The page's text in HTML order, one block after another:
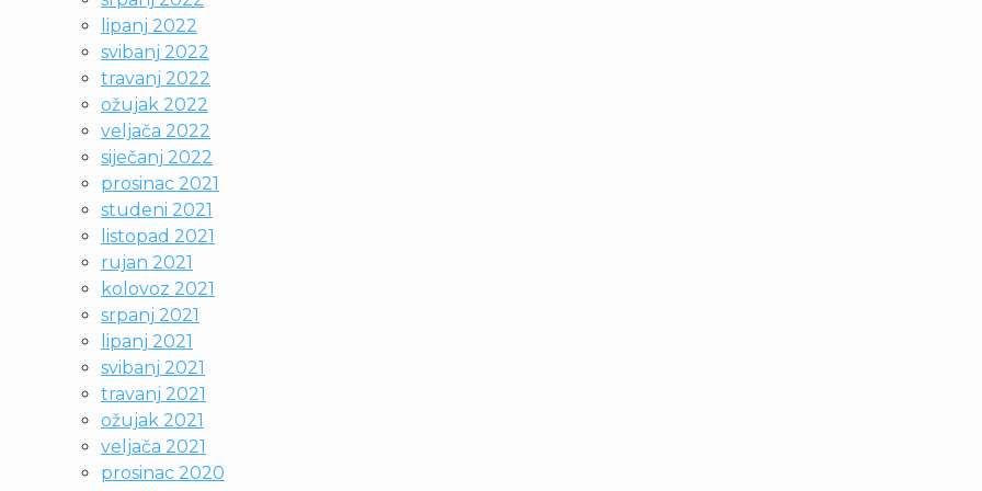
lipanj 2022
svibanj 2022
travanj 2022
ožujak 2022
veljača 2022
siječanj 2022
prosinac 2021
studeni 2021
listopad 2021
rujan 2021
kolovoz 2021
srpanj 2021
lipanj 2021
svibanj 2021
travanj 2021
ožujak 2021
veljača 2021
prosinac 2020